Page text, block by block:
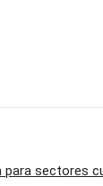
para sectores